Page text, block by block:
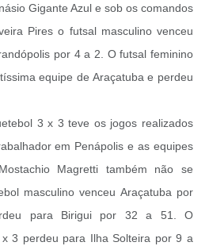
Gigante Azul e sob os comandos
Pires o futsal masculino venceu
por 4 a 2. O futsal feminino
equipe de Araçatuba e perdeu
3 x 3 teve os jogos realizados
em Penápolis e as equipes
Magretti também não se
masculino venceu Araçatuba por
para Birigui por 32 a 51. O
3 perdeu para Ilha Solteira por 9 a